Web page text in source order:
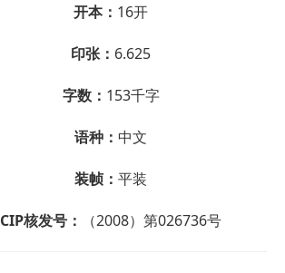
开本： 16开
印张： 6.625
字数： 153千字
语种： 中文
装帧： 平装
CIP核发号： （2008）第026736号